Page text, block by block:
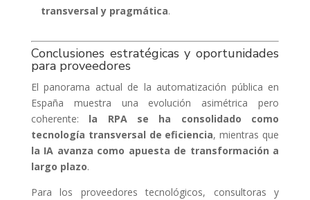
transversal y pragmática.
Conclusiones estratégicas y oportunidades
para proveedores
El panorama actual de la automatización pública en
España muestra una evolución asimétrica pero
coherente: la RPA se ha consolidado como
tecnología transversal de eficiencia, mientras que
la IA avanza como apuesta de transformación a
largo plazo.
Para los proveedores tecnológicos, consultoras y